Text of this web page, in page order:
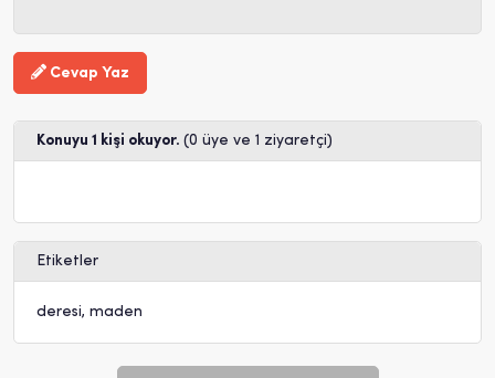
Cevap Yaz
Konuyu 1 kişi okuyor. (0 üye ve 1 ziyaretçi)
Etiketler
deresi, maden